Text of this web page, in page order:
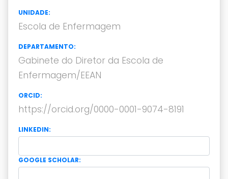
UNIDADE:
Escola de Enfermagem
DEPARTAMENTO:
Gabinete do Diretor da Escola de
Enfermagem/EEAN
ORCID:
https://orcid.org/0000-0001-9074-8191
LINKEDIN:
GOOGLE SCHOLAR: